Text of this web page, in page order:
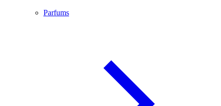
Parfums